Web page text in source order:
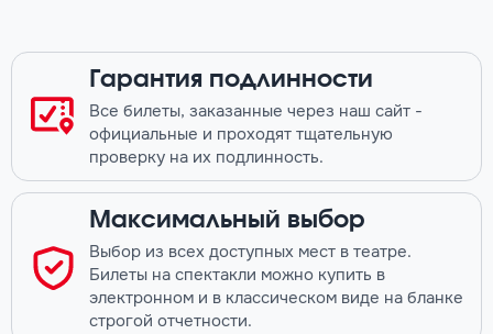
Гарантия подлинности
Все билеты, заказанные через наш сайт -
официальные и проходят тщательную
проверку на их подлинность.
Максимальный выбор
Выбор из всех доступных мест в театре.
Билеты на спектакли можно купить в
электронном и в классическом виде на бланке
строгой отчетности.